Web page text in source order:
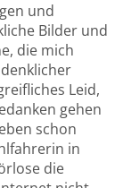
und
Bilder und
die mich
Leid,
gehen
schon
in
die